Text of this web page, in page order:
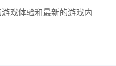
戏体验和最新的游戏内